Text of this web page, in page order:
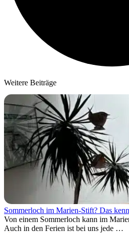
Weitere Beiträge
Sommerloch im Marien-Stift? Das
Von einem Sommerloch kann im
Auch in den Ferien ist bei uns jede …